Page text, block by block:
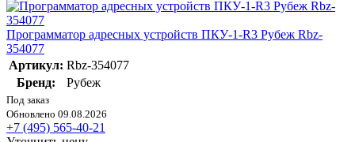
Программатор адресных устройств ПКУ-1-R3 Рубеж Rbz-
354077
Артикул: Rbz-354077
Бренд:
Рубеж
Под заказ
Обновлено 09.08.2026
+7 (495) 565-40-21